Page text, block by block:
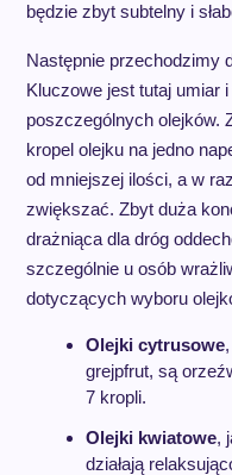
będzie zbyt subtelny i
Następnie przechodzimy
Kluczowe jest tutaj umiar
poszczególnych olejków.
kropel olejku na jedno
od mniejszej ilości, a w
zwiększać. Zbyt duża
drażniąca dla dróg
szczególnie u osób
dotyczących wyboru
Olejki cytrusowe
grejpfrut, są
7 kropli.
Olejki kwiatowe,
działają